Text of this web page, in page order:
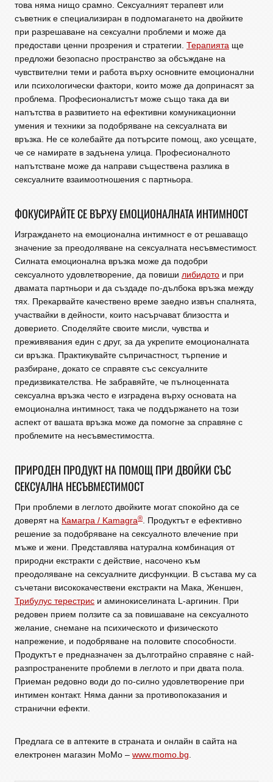
това няма нищо срамно. Сексуалният терапевт или
съветник е специализиран в подпомагането на двойките
при разрешаване на сексуални проблеми и може да
предостави ценни прозрения и стратегии. Терапията ще
предложи безопасно пространство за обсъждане на
чувствителни теми и работа върху основните емоционални
или психологически фактори, които може да допринасят за
проблема. Професионалистът може също така да ви
напътства в развитието на ефективни комуникационни
умения и техники за подобряване на сексуалната ви
връзка. Не се колебайте да потърсите помощ, ако усещате,
че се намирате в задънена улица. Професионалното
напътстване може да направи съществена разлика в
сексуалните взаимоотношения с партньора.
ФОКУСИРАЙТЕ СЕ ВЪРХУ ЕМОЦИОНАЛНАТА ИНТИМНОСТ
Изграждането на емоционална интимност е от решаващо
значение за преодоляване на сексуалната несъвместимост.
Силната емоционална връзка може да подобри
сексуалното удовлетворение, да повиши либидото и при
двамата партньори и да създаде по-дълбока връзка между
тях. Прекарвайте качествено време заедно извън спалнята,
участвайки в дейности, които насърчават близостта и
доверието. Споделяйте своите мисли, чувства и
преживявания един с друг, за да укрепите емоционалната
си връзка. Практикувайте съпричастност, търпение и
разбиране, докато се справяте със сексуалните
предизвикателства. Не забравяйте, че пълноценната
сексуална връзка често е изградена върху основата на
емоционална интимност, така че поддържането на този
аспект от вашата връзка може да помогне за справяне с
проблемите на несъвместимостта.
ПРИРОДЕН ПРОДУКТ НА ПОМОЩ ПРИ ДВОЙКИ СЪС
СЕКСУАЛНА НЕСЪВМЕСТИМОСТ
При проблеми в леглото двойките могат спокойно да се
доверят на Камагра / Kamagra®. Продуктът е ефективно
решение за подобряване на сексуалното влечение при
мъже и жени. Представлява натурална комбинация от
природни екстракти с действие, насочено към
преодоляване на сексуалните дисфункции. В състава му са
съчетани висококачествени екстракти на Мака, Женшен,
Трибулус терестрис и аминокиселината L-аргинин. При
редовен прием ползите са за повишаване на сексуалното
желание, снемане на психическото и физическото
напрежение, и подобряване на половите способности.
Продуктът е предназначен за дълготрайно справяне с най-
разпространените проблеми в леглото и при двата пола.
Приеман редовно води до по-силно удовлетворение при
интимен контакт. Няма данни за противопоказания и
странични ефекти.
Предлага се в аптеките в страната и онлайн в сайта на
електронен магазин МоМо – www.momo.bg.